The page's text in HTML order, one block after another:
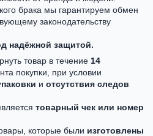
брака мы гарантируем обмен
законодательству
надёжной защитой.
товар в течение 14
покупки, при условии
и отсутствия следов
товарный чек или номер
которые были изготовлены